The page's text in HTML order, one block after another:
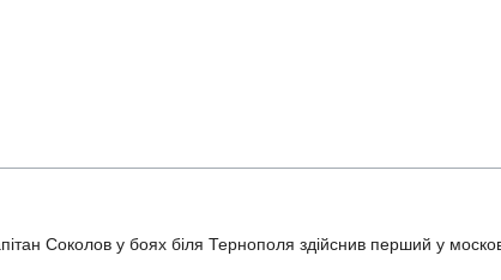
Соколов у боях біля Тернополя здійснив перший у